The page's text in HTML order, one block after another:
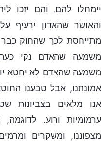
יימחלו להם, והם יזכו
והאושר שהאדון ירעיף
מתייחסת לכך שהחוק
משמעה שהאדם נקי
משמעה שהאדם לא יחטא
אמונתנו, אבל טבענו
אנו מלאים בצביונות
ערמומיות ורוע.
מצפוננו, ומשקרים